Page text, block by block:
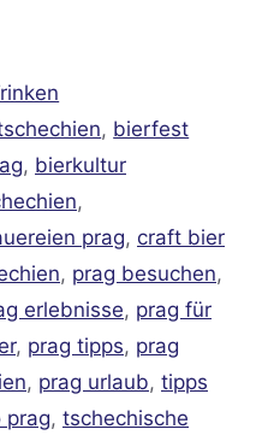
, bierfest
, bierkultur
,
prag, craft bier
, prag besuchen,
erlebnisse, prag für
, prag tipps, prag
, prag urlaub, tipps
prag, tschechische